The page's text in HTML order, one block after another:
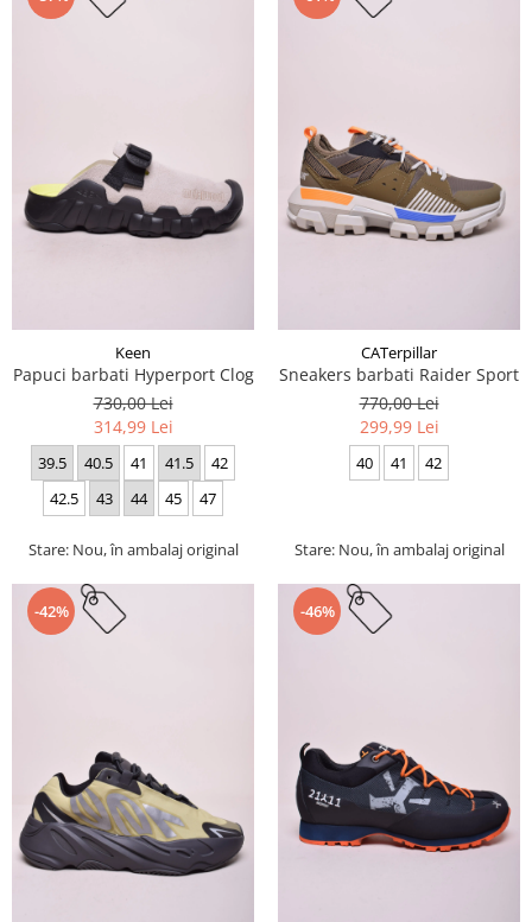
Keen
Papuci barbati Hyperport Clog
730,00 Lei
314,99 Lei
39.5 40.5 41 41.5
42
42.5
43 44 45 47
Stare: Nou, în ambalaj original
CATerpillar
Sneakers barbati Raider Sport
770,00 Lei
299,99 Lei
40 41 42
Stare: Nou, în ambalaj original
-42% -46%